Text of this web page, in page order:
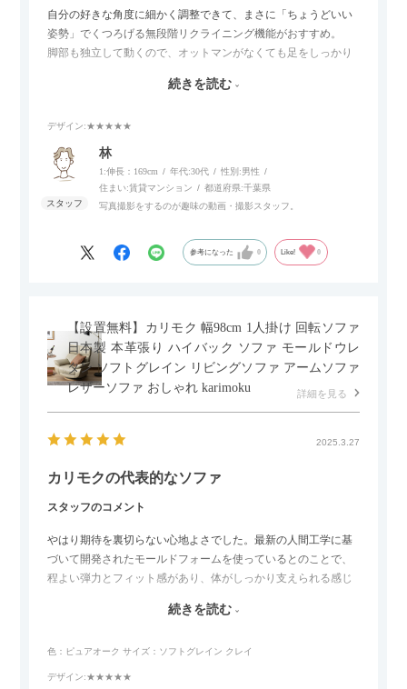
自分の好きな角度に細かく調整できて、まさに「ちょうどいい
姿勢」でくつろげる無段階リクライニング機能がおすすめ。
脚部も独立して動くので、オットマンがなくても足をしっかり
スマホやタブレットを充電しながらリラックスできるのが嬉し
個人的にはコードレス＆充電式なので、コンセントの場所を気
にせず、好きな場所に置けるのが画期的に感じました。
続きを読む
デザイン:★★★★★
林
1:伸長：169cm 年代:30代 性別:男性
住まい:賃貸マンション 都道府県:千葉県
写真撮影をするのが趣味の動画・撮影スタッフ。
参考になった 0 Like! 0
【設置無料】カリモク 幅98cm 1人掛け 回転ソファ
日本製 本革張り ハイバック ソファ モールドウレ
タン ソフトグレイン リビングソファ アームソファ
レザーソファ おしゃれ karimoku
詳細を見る
2025.3.27
カリモクの代表的なソファ
スタッフのコメント
やはり期待を裏切らない心地よさでした。最新の人間工学に基
づいて開発されたモールドフォームを使っているとのことで、
程よい弾力とフィット感があり、体がしっかり支えられる感じ
リラックスタイムによさそうでした。回転タイプなので、個人
す。
続きを読む
色：ピュアオーク サイズ：ソフトグレイン クレイ
デザイン:★★★★★